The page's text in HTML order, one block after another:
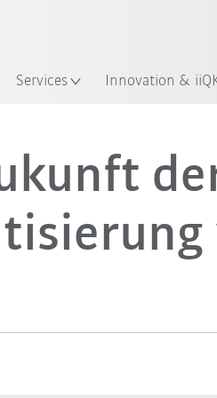
Services Innovation &